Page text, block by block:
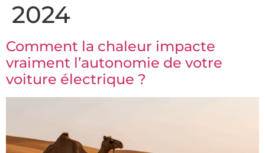
2024
Comment la chaleur impacte
vraiment l’autonomie de votre
voiture électrique ?